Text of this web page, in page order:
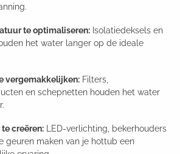
te optimaliseren: Isolatiedeksels en
het water langer op de ideale
vergemakkelijken: Filters,
en schepnetten houden het water
te creëren: LED-verlichting, bekerhouders
geuren maken van je hottub een